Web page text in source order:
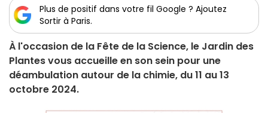
Plus de positif dans votre fil Google ? Ajoutez
Sortir à Paris.
À l'occasion de la Fête de la Science, le Jardin des
Plantes vous accueille en son sein pour une
déambulation autour de la chimie, du 11 au 13
octobre 2024.